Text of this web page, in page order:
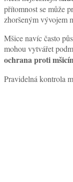
přítomnost se může
zhoršeným vývojem
Mšice navíc často
mohou vytvářet
ochrana proti
Pravidelná kontrola